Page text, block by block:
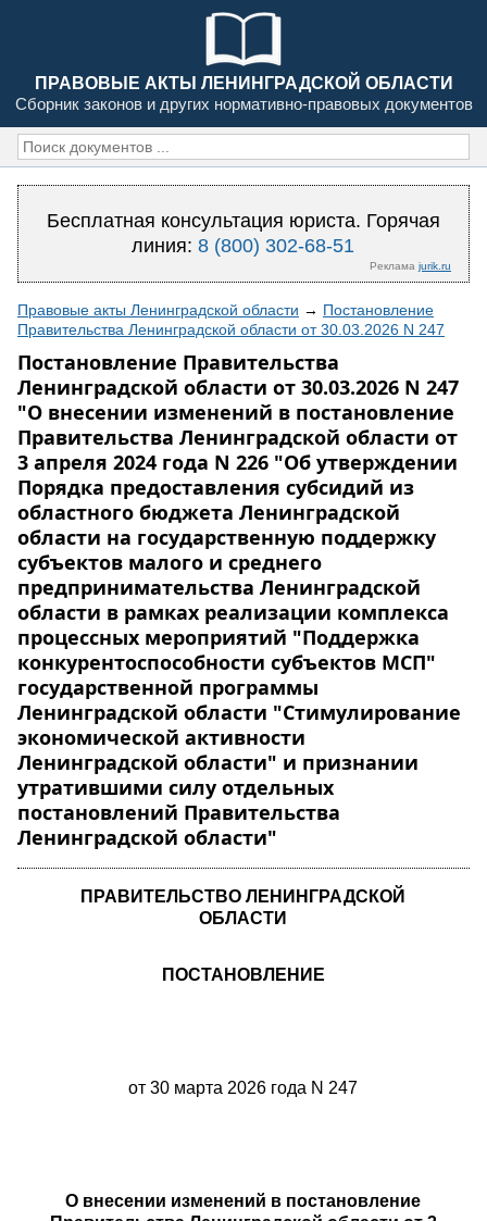
ПРАВОВЫЕ АКТЫ ЛЕНИНГРАДСКОЙ ОБЛАСТИ
Сборник законов и других нормативно-правовых документов
Бесплатная консультация юриста. Горячая
линия:8 (800) 302-68-51
Реклама jurik.ru
Правовые акты Ленинградской области → Постановление
Правительства Ленинградской области от 30.03.2026 N 247
Постановление Правительства
Ленинградской области от 30.03.2026 N 247
"О внесении изменений в постановление
Правительства Ленинградской области от
3 апреля 2024 года N 226 "Об утверждении
Порядка предоставления субсидий из
областного бюджета Ленинградской
области на государственную поддержку
субъектов малого и среднего
предпринимательства Ленинградской
области в рамках реализации комплекса
процессных мероприятий "Поддержка
конкурентоспособности субъектов МСП"
государственной программы
Ленинградской области "Стимулирование
экономической активности
Ленинградской области" и признании
утратившими силу отдельных
постановлений Правительства
Ленинградской области"
ПРАВИТЕЛЬСТВО ЛЕНИНГРАДСКОЙ
ОБЛАСТИ
ПОСТАНОВЛЕНИЕ
от 30 марта 2026 года N 247
О внесении изменений в постановление